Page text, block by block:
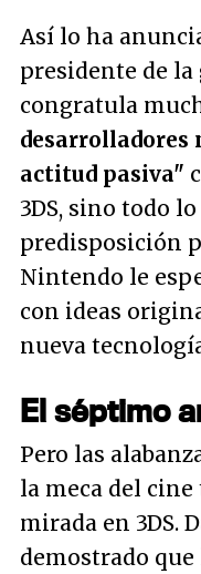
Así lo ha
presidente de la
congratula
desarrolladores
actitud pasiva"
3DS, sino todo
predisposición
Nintendo le
con ideas
nueva
El séptimo
Pero las
la meca del
mirada en 3DS.
demostrado